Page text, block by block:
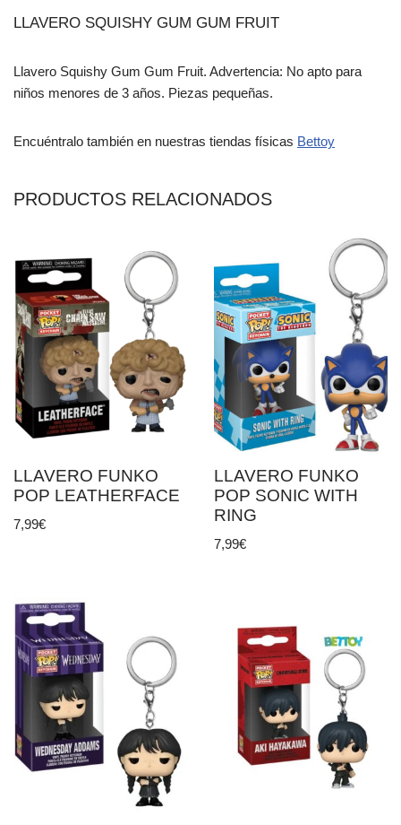
LLAVERO SQUISHY GUM GUM FRUIT
Llavero Squishy Gum Gum Fruit. Advertencia: No apto para
niños menores de 3 años. Piezas pequeñas.
Encuéntralo también en nuestras tiendas físicas Bettoy
PRODUCTOS RELACIONADOS
LLAVERO FUNKO
POP LEATHERFACE
7,99€
LLAVERO FUNKO
POP SONIC WITH
RING
7,99€